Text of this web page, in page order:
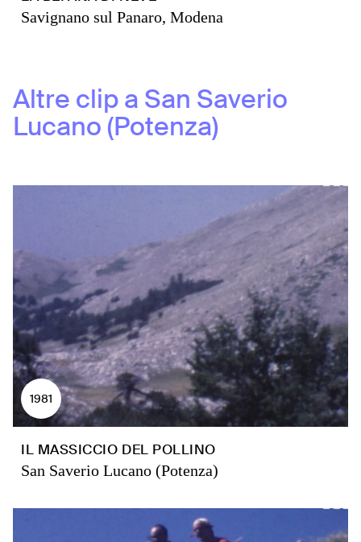
Savignano sul Panaro, Modena
Altre clip a San Saverio
Lucano (Potenza)
1981
IL MASSICCIO DEL POLLINO
San Saverio Lucano (Potenza)